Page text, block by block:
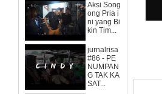
Aksi Song
ong Pria i
ni yang Bi
kin Tim...
jurnalrisa
#86 - PE
NUMPAN
G TAK KA
SAT...